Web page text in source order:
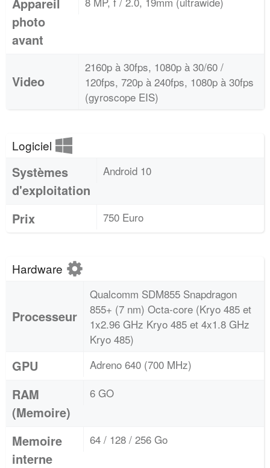
photo
avant
Video
2160p à 30fps, 1080p à 30/60 /
120fps, 720p à 240fps, 1080p à 30fps
(gyroscope EIS)
Logiciel
Systèmes
d'exploitation
Android 10
Prix 750 Euro
Hardware
Processeur
Qualcomm SDM855 Snapdragon
855+ (7 nm) Octa-core (Kryo 485 et
1x2.96 GHz Kryo 485 et 4x1.8 GHz
Kryo 485)
GPU Adreno 640 (700 MHz)
RAM
(Memoire)
6 GO
Memoire
interne
64 / 128 / 256 Go